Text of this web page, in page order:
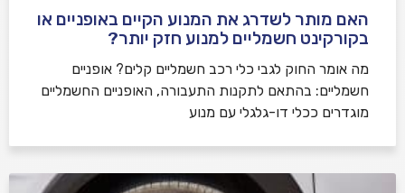
האם מותר לשדרג את המנוע הקיים באופניים או
בקורקינט חשמליים למנוע חזק יותר?
מה אומר החוק לגבי כלי רכב חשמליים קלים? אופניים
חשמליים: בהתאם לתקנות התעבורה, האופניים החשמליים
מוגדרים ככלי דו-גלגלי עם מנוע